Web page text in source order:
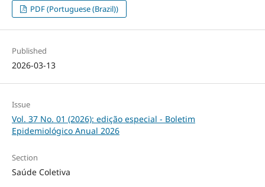
PDF (Portuguese (Brazil))
Published
2026-03-13
Issue
Vol. 37 No. 01 (2026): edição especial - Boletim
Epidemiológico Anual 2026
Section
Saúde Coletiva